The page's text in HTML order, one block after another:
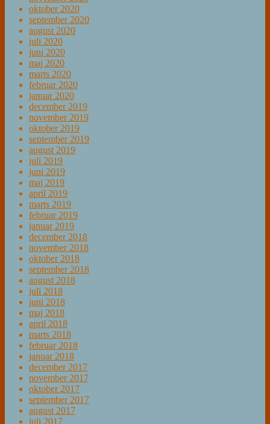
oktober 2020
september 2020
august 2020
juli 2020
juni 2020
maj 2020
marts 2020
februar 2020
januar 2020
december 2019
november 2019
oktober 2019
september 2019
august 2019
juli 2019
juni 2019
maj 2019
april 2019
marts 2019
februar 2019
januar 2019
december 2018
november 2018
oktober 2018
september 2018
august 2018
juli 2018
juni 2018
maj 2018
april 2018
marts 2018
februar 2018
januar 2018
december 2017
november 2017
oktober 2017
september 2017
august 2017
juli 2017